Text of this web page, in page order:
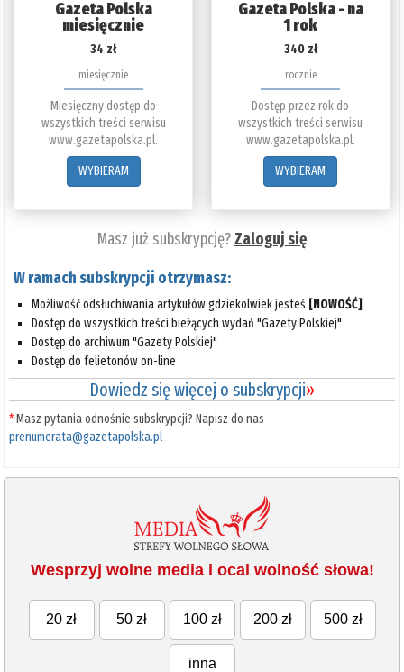
Gazeta Polska
miesięcznie
34 zł
miesięcznie
Miesięczny dostęp do
wszystkich treści serwisu
www.gazetapolska.pl.
WYBIERAM
Gazeta Polska - na
1 rok
340 zł
rocznie
Dostęp przez rok do
wszystkich treści serwisu
www.gazetapolska.pl.
WYBIERAM
Masz już subskrypcję?Zaloguj się
W ramach subskrypcji otrzymasz:
Możliwość odsłuchiwania artykułów gdziekolwiek jesteś [NOWOŚĆ]
Dostęp do wszystkich treści bieżących wydań "Gazety Polskiej"
Dostęp do archiwum "Gazety Polskiej"
Dostęp do felietonów on-line
Dowiedz się więcej o subskrypcji»
*Masz pytania odnośnie subskrypcji? Napisz do nas
prenumerata@gazetapolska.pl
Wesprzyj wolne media i ocal wolność słowa!
20 zł 50 zł 100 zł 200 zł 500 zł
inna